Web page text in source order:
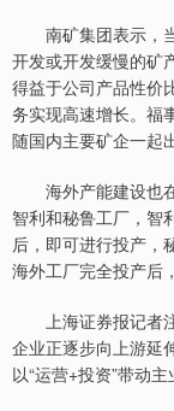
南矿集团表示，当
开发或开发缓慢的矿
得益于公司产品性价
务实现高速增长。福
随国内主要矿企一起
海外产能建设也在
智利和秘鲁工厂，智
后，即可进行投产，
海外工厂完全投产后
上海证券报记者注
企业正逐步向上游延
以“运营+投资”带动